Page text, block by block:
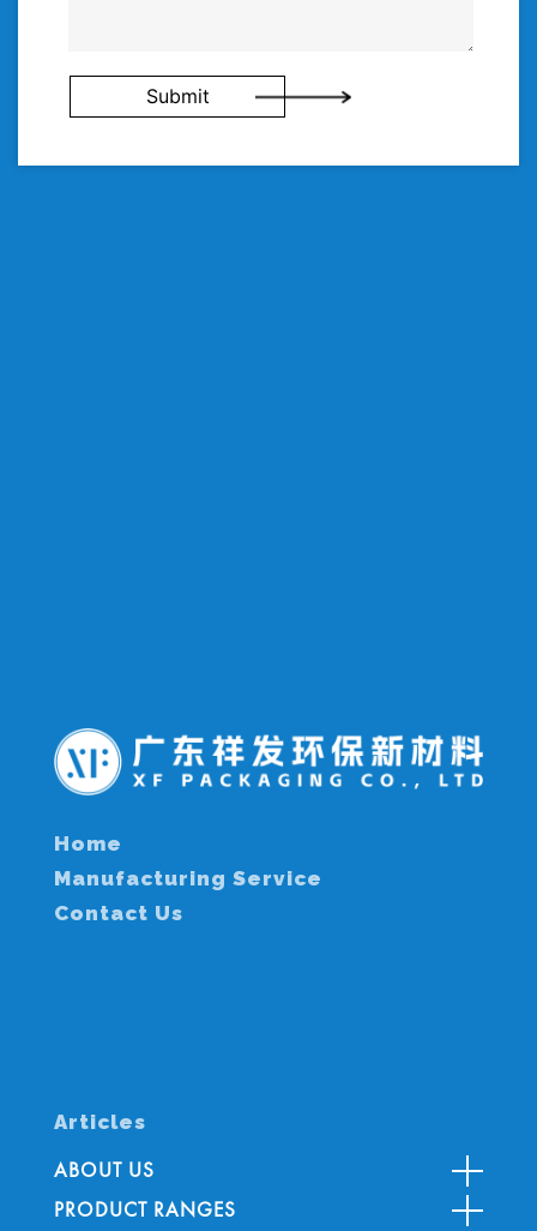
ABOUT US
PRODUCT RANGES
Home
Manufacturing Service
Contact Us
Articles